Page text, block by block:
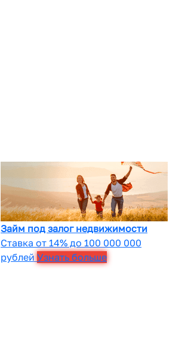
Займ под залог недвижимости
Ставка от 14% до 100 000 000
рублей Узнать больше